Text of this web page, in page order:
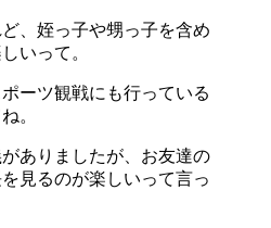
、姪っ子や甥っ子を含め
いって。
ーツ観戦にも行っている
。
ありましたが、お友達の
見るのが楽しいって言っ